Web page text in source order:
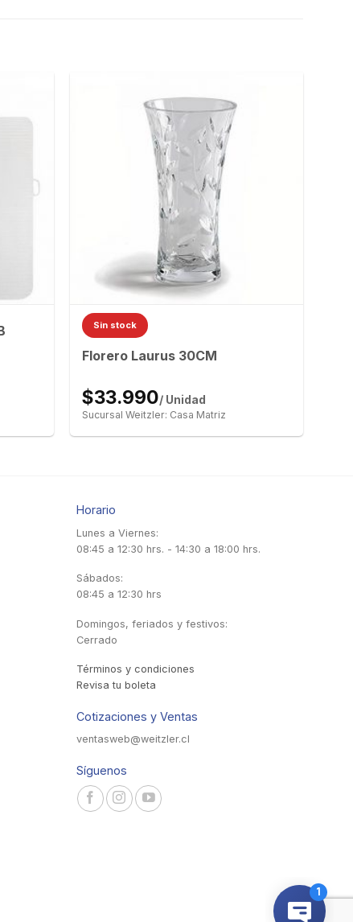
Sin stock
Florero Laurus 30CM
$33.990/ Unidad
Sucursal Weitzler: Casa Matriz
Horario
Lunes a Viernes:
08:45 a 12:30 hrs. - 14:30 a 18:00 hrs.
Sábados:
08:45 a 12:30 hrs
Domingos, feriados y festivos:
Cerrado
Términos y condiciones
Revisa tu boleta
Cotizaciones y Ventas
ventasweb@weitzler.cl
Síguenos